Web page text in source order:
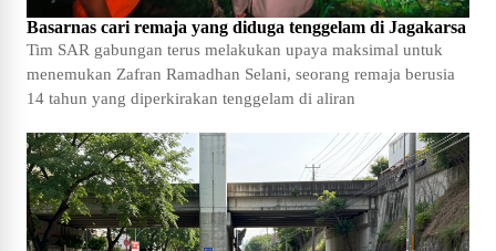
Basarnas cari remaja yang diduga tenggelam di Jagakarsa
Tim SAR gabungan terus melakukan upaya maksimal untuk
menemukan Zafran Ramadhan Selani, seorang remaja berusia
14 tahun yang diperkirakan tenggelam di aliran